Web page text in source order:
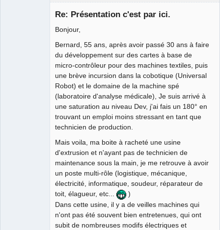
Re: Présentation c'est par ici.
Bonjour,
Bernard, 55 ans, après avoir passé 30 ans à faire
du développement sur des cartes à base de
micro-contrôleur pour des machines textiles, puis
une brève incursion dans la cobotique (Universal
Robot) et le domaine de la machine spé
(laboratoire d'analyse médicale), Je suis arrivé à
une saturation au niveau Dev, j'ai fais un 180° en
trouvant un emploi moins stressant en tant que
technicien de production.
Mais voila, ma boite à racheté une usine
d'extrusion et n'ayant pas de technicien de
maintenance sous la main, je me retrouve à avoir
un poste multi-rôle (logistique, mécanique,
électricité, informatique, soudeur, réparateur de
toit, élagueur, etc...
)
Dans cette usine, il y a de veilles machines qui
n'ont pas été souvent bien entretenues, qui ont
subit de nombreuses modifs électriques et